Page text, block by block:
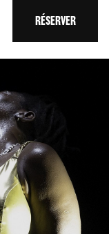
RÉSERVER